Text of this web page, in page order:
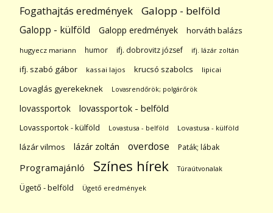
Fogathajtás eredmények Galopp - belföld
Galopp - külföld Galopp eredmények horváth balázs
hugyecz mariann humor ifj. dobrovitz józsef ifj. lázár zoltán
ifj. szabó gábor kassai lajos krucsó szabolcs lipicai
Lovaglás gyerekeknek Lovasrendőrök; polgárőrök
lovassportok lovassportok - belföld
Lovassportok - külföld Lovastusa - belföld Lovastusa - külföld
lázár vilmos lázár zoltán overdose Paták; lábak
Programajánló Színes hírek Túraútvonalak
Ügető - belföld Ügető eredmények